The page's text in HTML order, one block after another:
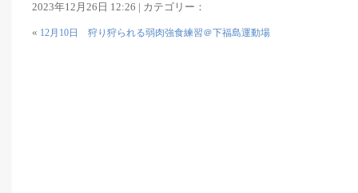
2023年12月26日 12:26 | カテゴリー：
« 12月10日 狩り狩られる弱肉強食練習＠下福島運動場